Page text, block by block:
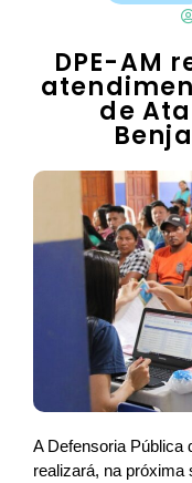
DPE-AM
de
A Defensoria Pública
realizará, na próxima